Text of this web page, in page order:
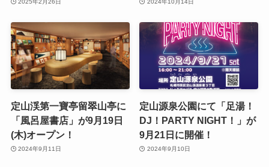
2025年2月26日 2024年10月14日
定山渓第一寶亭留翠山亭に
「風呂屋書店」が9月19日
(木)オープン！
2024年9月11日
定山源泉公園にて「足湯！
DJ！PARTY NIGHT！」が
9月21日に開催！
2024年9月10日